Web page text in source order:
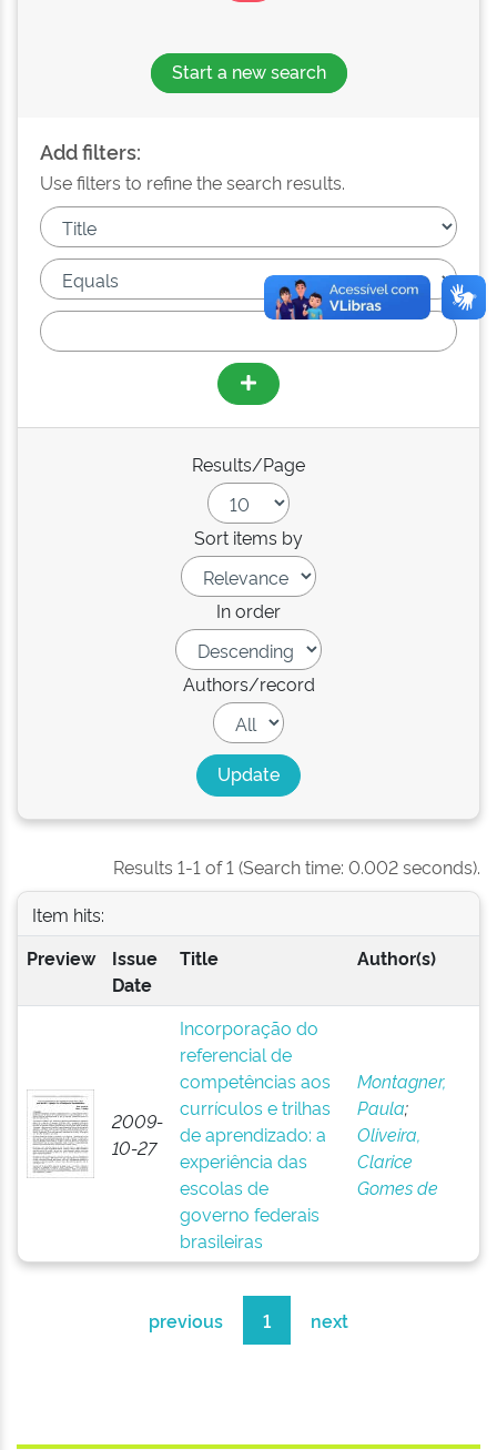
Start a new search
Add filters:
Use filters to refine the search results.
Results/Page
Sort items by
In order
Authors/record
Results 1-1 of 1 (Search time: 0.002 seconds).
Item hits:
Preview
Issue
Date
Title Author(s)
2009-
10-27
Incorporação do
referencial de
competências aos
currículos e trilhas
de aprendizado: a
experiência das
escolas de
governo federais
brasileiras
Montagner,
Paula;
Oliveira,
Clarice
Gomes de
previous 1 next